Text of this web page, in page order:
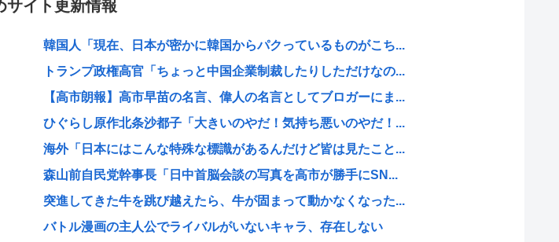
サイト更新情報
韓国人「現在、日本が密かに韓国からパクっているものがこち...
トランプ政権高官「ちょっと中国企業制裁したりしただけなの...
【高市朗報】高市早苗の名言、偉人の名言としてブロガーにま...
ひぐらし原作北条沙都子「大きいのやだ！気持ち悪いのやだ！...
海外「日本にはこんな特殊な標識があるんだけど皆は見たこと...
森山前自民党幹事長「日中首脳会談の写真を高市が勝手にSN...
突進してきた牛を跳び越えたら、牛が固まって動かなくなった...
バトル漫画の主人公でライバルがいないキャラ、存在しない